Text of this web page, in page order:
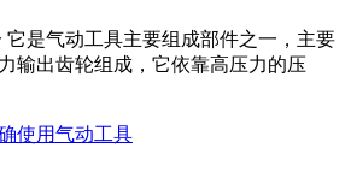
它是气动工具主要组成部件之一，主要
输出齿轮组成，它依靠高压力的压